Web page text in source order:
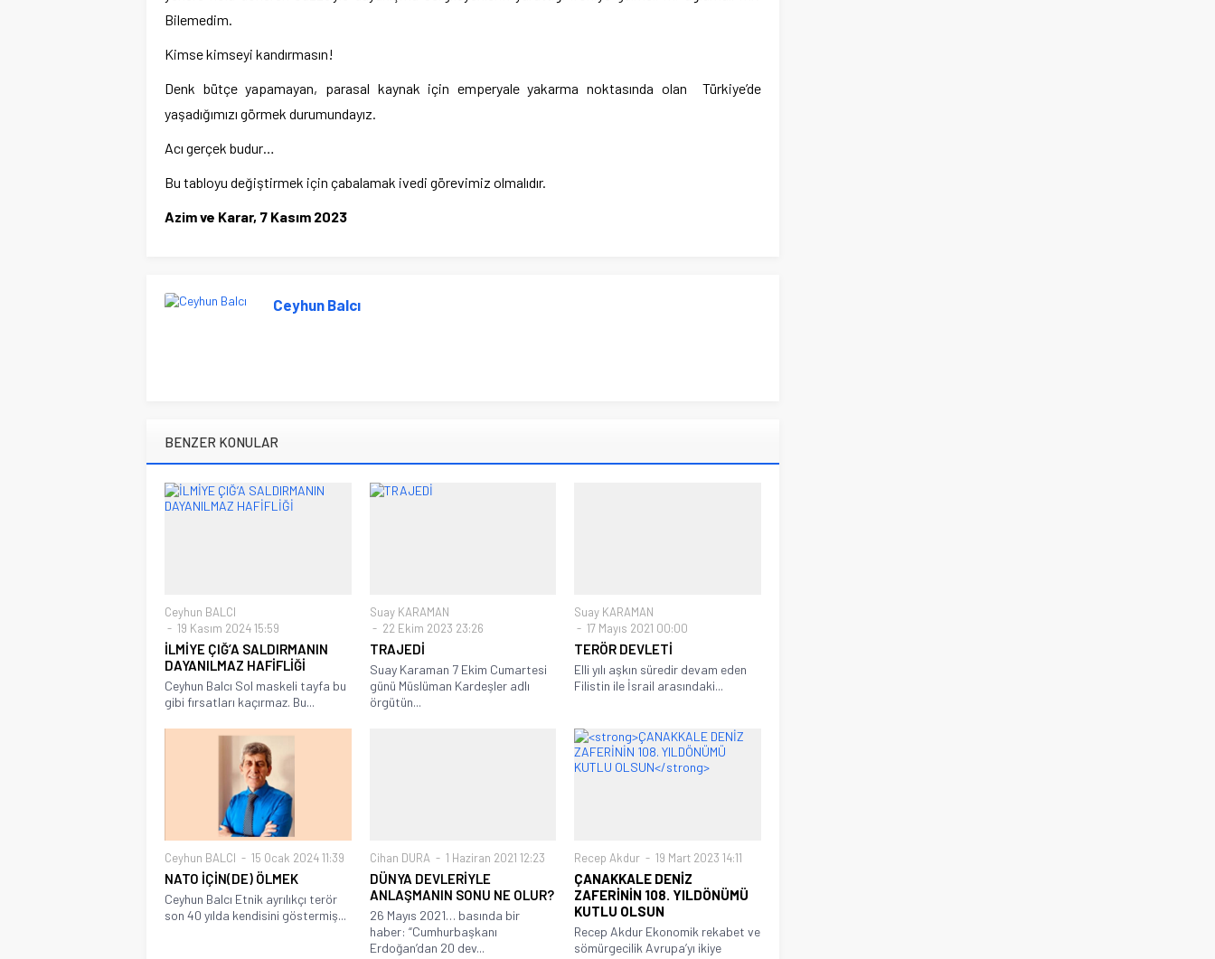
Bilemedim.
Kimse kimseyi kandırmasın!
Denk bütçe yapamayan, parasal kaynak için emperyale yakarma noktasında olan Türkiye’de
yaşadığımızı görmek durumundayız.
Acı gerçek budur…
Bu tabloyu değiştirmek için çabalamak ivedi görevimiz olmalıdır.
Azim ve Karar, 7 Kasım 2023
Ceyhun Balcı
BENZER KONULAR
Ceyhun BALCI
19 Kasım 2024 15:59
İLMİYE ÇIĞ’A SALDIRMANIN
DAYANILMAZ HAFİFLİĞİ
Ceyhun Balcı Sol maskeli tayfa bu
gibi fırsatları kaçırmaz. Bu...
Suay KARAMAN
22 Ekim 2023 23:26
TRAJEDİ
Suay Karaman 7 Ekim Cumartesi
günü Müslüman Kardeşler adlı
örgütün...
Suay KARAMAN
17 Mayıs 2021 00:00
TERÖR DEVLETİ
Elli yılı aşkın süredir devam eden
Filistin ile İsrail arasındaki...
Ceyhun BALCI 15 Ocak 2024 11:39
NATO İÇİN(DE) ÖLMEK
Ceyhun Balcı Etnik ayrılıkçı terör
son 40 yılda kendisini göstermiş...
Cihan DURA 1 Haziran 2021 12:23
DÜNYA DEVLERİYLE
ANLAŞMANIN SONU NE OLUR?
26 Mayıs 2021… basında bir
haber: “Cumhurbaşkanı
Erdoğan’dan 20 dev...
Recep Akdur 19 Mart 2023 14:11
ÇANAKKALE DENİZ
ZAFERİNİN 108. YILDÖNÜMÜ
KUTLU OLSUN
Recep Akdur Ekonomik rekabet ve
sömürgecilik Avrupa’yı ikiye